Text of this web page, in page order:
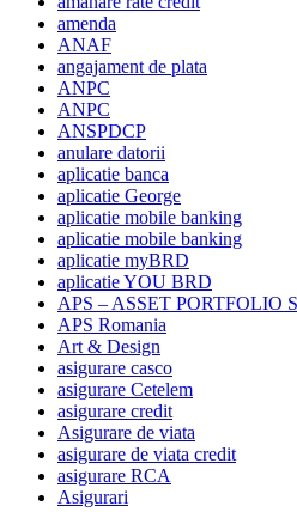
amenda
ANAF
angajament de plata
ANPC
ANPC
ANSPDCP
anulare datorii
aplicatie banca
aplicatie George
aplicatie mobile banking
aplicatie mobile banking
aplicatie myBRD
aplicatie YOU BRD
APS – ASSET PORTFOLIO
APS Romania
Art & Design
asigurare casco
asigurare Cetelem
asigurare credit
Asigurare de viata
asigurare de viata credit
asigurare RCA
Asigurari